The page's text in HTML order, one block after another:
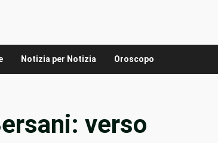
Notizia per Notizia Oroscopo
verso